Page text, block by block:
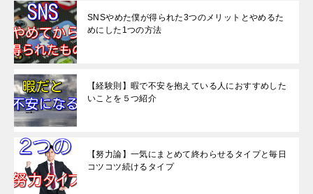
SNSやめた僕が得られた3つのメリットとやめるた
めにした1つの方法
【経験則】暇で不安を抱えている人におすすめした
いことを５つ紹介
【努力論】一気にまとめて終わらせるタイプと毎日
コツコツ続けるタイプ